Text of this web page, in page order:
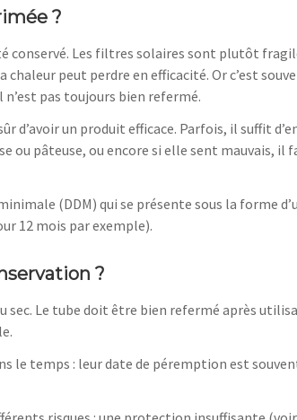
?
conservé. Les filtres solaires sont plutôt
peut perdre en efficacité. Or c’est
n’est pas toujours bien refermé.
d’avoir un produit efficace. Parfois, il suffit
ou pâteuse, ou encore si elle sent mauvais, il
(DDM) qui se présente sous la forme
12 mois par exemple).
?
sec. Le tube doit être bien refermé après
le temps : leur date de péremption est